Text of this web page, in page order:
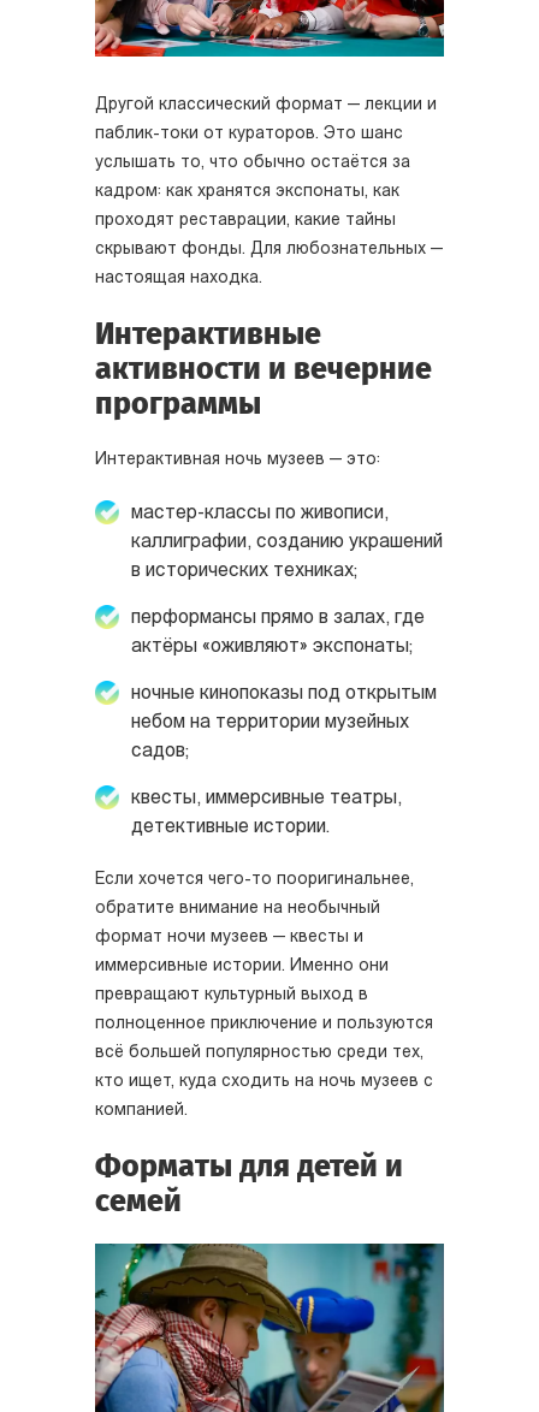
Другой классический формат — лекции и
паблик-токи от кураторов. Это шанс
услышать то, что обычно остаётся за
кадром: как хранятся экспонаты, как
проходят реставрации, какие тайны
скрывают фонды. Для любознательных —
настоящая находка.
Интерактивные
активности и вечерние
программы
Интерактивная ночь музеев — это:
мастер-классы по живописи,
каллиграфии, созданию украшений
в исторических техниках;
перформансы прямо в залах, где
актёры «оживляют» экспонаты;
ночные кинопоказы под открытым
небом на территории музейных
садов;
квесты, иммерсивные театры,
детективные истории.
Если хочется чего-то пооригинальнее,
обратите внимание на необычный
формат ночи музеев — квесты и
иммерсивные истории. Именно они
превращают культурный выход в
полноценное приключение и пользуются
всё большей популярностью среди тех,
кто ищет, куда сходить на ночь музеев с
компанией.
Форматы для детей и
семей